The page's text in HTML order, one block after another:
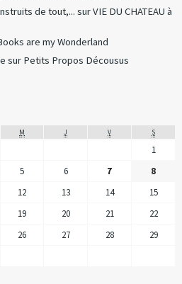
de tout,... surVIE DU CHATEAU à
are my Wonderland
sur Petits Propos Décousus
M J V S
1
5 6 7
8
12 13 14
15
19 20 21
22
26 27 28
29